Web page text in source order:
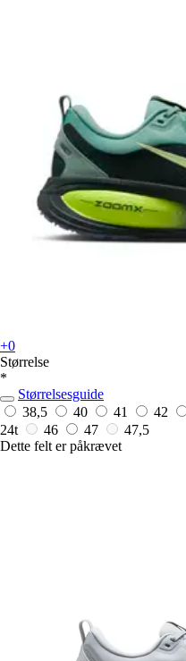
+0
Størrelse
*
Størrelsesguide
38,5
40 41 42
24t
46 47
47,5
Dette felt er påkrævet